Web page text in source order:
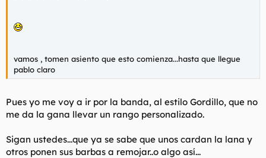
vamos , tomen asiento que esto comienza...hasta que llegue
pablo claro
Pues yo me voy a ir por la banda, al estilo Gordillo, que no
me da la gana llevar un rango personalizado.
Sigan ustedes...que ya se sabe que unos cardan la lana y
otros ponen sus barbas a remojar..o algo así...